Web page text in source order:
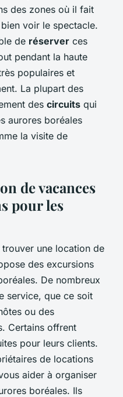
des zones où il fait
voir le spectacle.
de réserver ces
pendant la haute
populaires et
La plupart des
des circuits qui
aurores boréales
la visite de
de vacances
pour les
une location de
des excursions
De nombreux
service, que ce soit
ou des
Certains offrent
pour leurs clients.
de locations
aider à organiser
boréales. Ils